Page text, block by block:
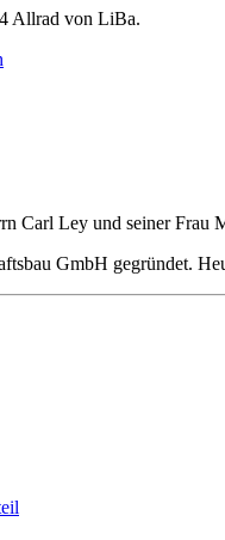
Allrad von LiBa.
Carl Ley und seiner Frau
GmbH gegründet.